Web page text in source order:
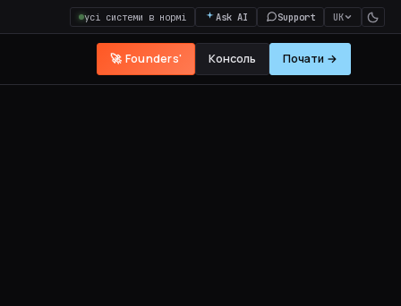
усі системи в нормі Ask AI Support UK
🚀 Founders' Консоль Почати →